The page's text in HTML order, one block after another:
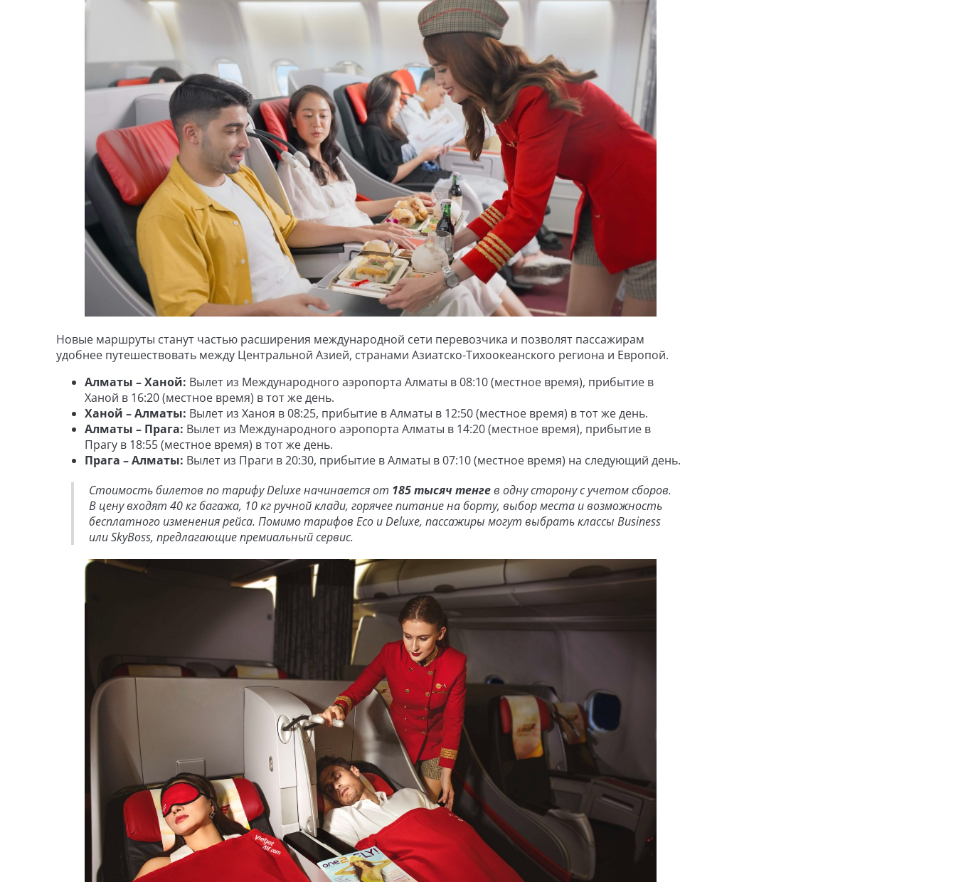
Новые маршруты станут частью расширения международной сети перевозчика и позволят пассажирам
удобнее путешествовать между Центральной Азией, странами Азиатско-Тихоокеанского региона и Европой.
Алматы – Ханой: Вылет из Международного аэропорта Алматы в 08:10 (местное время), прибытие в
Ханой в 16:20 (местное время) в тот же день.
Ханой – Алматы: Вылет из Ханоя в 08:25, прибытие в Алматы в 12:50 (местное время) в тот же день.
Алматы – Прага: Вылет из Международного аэропорта Алматы в 14:20 (местное время), прибытие в
Прагу в 18:55 (местное время) в тот же день.
Прага – Алматы: Вылет из Праги в 20:30, прибытие в Алматы в 07:10 (местное время) на следующий день.
Стоимость билетов по тарифу Deluxe начинается от 185 тысяч тенгев одну сторону с учетом сборов.
В цену входят 40 кг багажа, 10 кг ручной клади, горячее питание на борту, выбор места и возможность
бесплатного изменения рейса. Помимо тарифов Eco и Deluxe, пассажиры могут выбрать классы Business
или SkyBoss, предлагающие премиальный сервис.